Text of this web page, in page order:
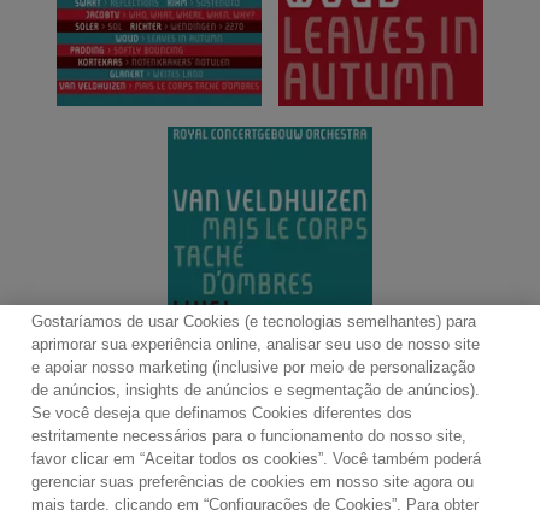
Contato Boletim de Notícias
Termos de Uso
Política de Privacidade
Mapa do Site
Política de Cookies
Configurações de Cookies
Gostaríamos de usar Cookies (e tecnologias semelhantes) para
aprimorar sua experiência online, analisar seu uso de nosso site
e apoiar nosso marketing (inclusive por meio de personalização
de anúncios, insights de anúncios e segmentação de anúncios).
Se você deseja que definamos Cookies diferentes dos
estritamente necessários para o funcionamento do nosso site,
favor clicar em “Aceitar todos os cookies”. Você também poderá
gerenciar suas preferências de cookies em nosso site agora ou
mais tarde, clicando em “Configurações de Cookies”. Para obter